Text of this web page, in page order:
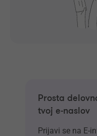
Prosta
tvoj e-naslov
Prijavi se na E-